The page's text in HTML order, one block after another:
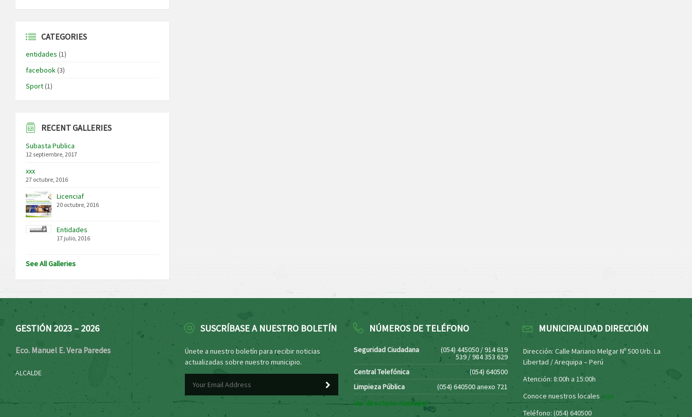
CATEGORIES
entidades (1)
facebook(3)
Sport(1)
RECENT GALLERIES
Subasta Publica
12 septiembre, 2017
xxx
27 octubre, 2016
Licenciaf
20 octubre, 2016
Entidades
17 julio, 2016
See All Galleries
GESTIÓN 2023 – 2026
Eco. Manuel E. Vera Paredes
ALCALDE
SUSCRÍBASE A NUESTRO BOLETÍN
Únete a nuestro boletín para recibir noticias
actualizadas sobre nuestro municipio.
NÚMEROS DE TELÉFONO
Seguridad Ciudadana (054) 445050 / 914 619
539 / 984 353 629
Central Telefónica
(054) 640500
Limpieza Pública
(054) 640500 anexo 721
Ver directorio municipal
MUNICIPALIDAD DIRECCIÓN
Dirección: Calle Mariano Melgar Nº 500 Urb. La
Libertad / Arequipa – Perú
Atención: 8:00h a 15:00h
Conoce nuestros locales aquí
Teléfono: (054) 640500